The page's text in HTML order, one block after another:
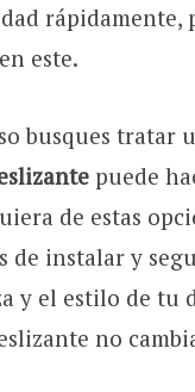
rápidamente,
este.
busques tratar
puede
de estas
de instalar y
y el estilo de tu
no